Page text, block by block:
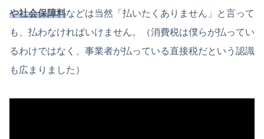
や社会保障料などは当然「払いたくありません」と言って
も、払わなければいけません。（消費税は僕らが払ってい
るわけではなく、事業者が払っている直接税だという認識
も広まりました）